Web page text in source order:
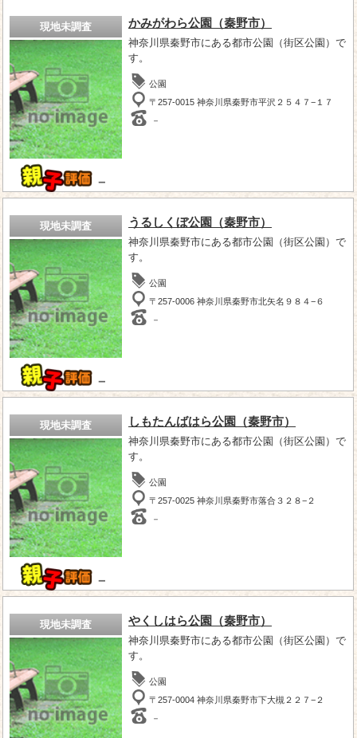
現地未調査
－
かみがわら公園（秦野市）
神奈川県秦野市にある都市公園（街区公園）で
す。
公園
〒257-0015 神奈川県秦野市平沢２５４７−１７
－
現地未調査
－
うるしくぼ公園（秦野市）
神奈川県秦野市にある都市公園（街区公園）で
す。
公園
〒257-0006 神奈川県秦野市北矢名９８４−６
－
現地未調査
－
しもたんばはら公園（秦野市）
神奈川県秦野市にある都市公園（街区公園）で
す。
公園
〒257-0025 神奈川県秦野市落合３２８−２
－
現地未調査 やくしはら公園（秦野市）
神奈川県秦野市にある都市公園（街区公園）で
す。
公園
〒257-0004 神奈川県秦野市下大槻２２７−２
－